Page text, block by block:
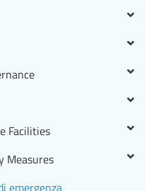
Facilities
Measures
emergenza